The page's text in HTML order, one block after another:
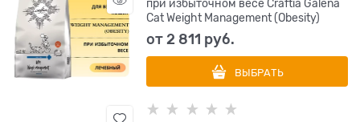
при избыточном весе Craftia Galena
Cat Weight Management (Obesity)
от2 811 руб.
ВЫБРАТЬ